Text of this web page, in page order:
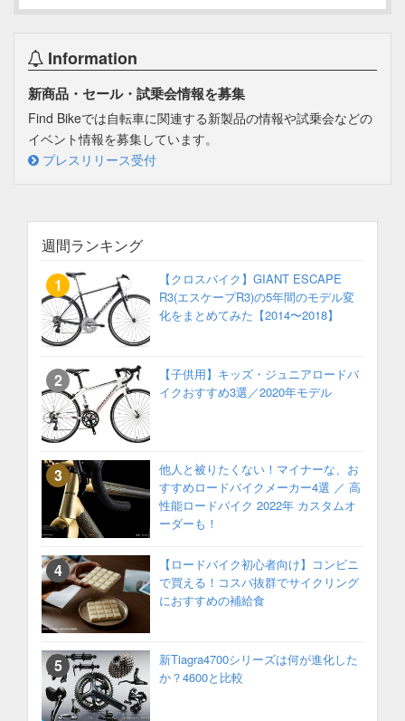
Information
新商品・セール・試乗会情報を募集
Find Bikeでは自転車に関連する新製品の情報や試乗会などの
イベント情報を募集しています。
プレスリリース受付
週間ランキング
【クロスバイク】GIANT ESCAPE
R3(エスケープR3)の5年間のモデル変
化をまとめてみた【2014〜2018】
【子供用】キッズ・ジュニアロードバ
イクおすすめ3選／2020年モデル
他人と被りたくない！マイナーな、お
すすめロードバイクメーカー4選 ／ 高
性能ロードバイク 2022年 カスタムオ
ーダーも！
【ロードバイク初心者向け】コンビニ
で買える！コスパ抜群でサイクリング
におすすめの補給食
新Tiagra4700シリーズは何が進化した
か？4600と比較